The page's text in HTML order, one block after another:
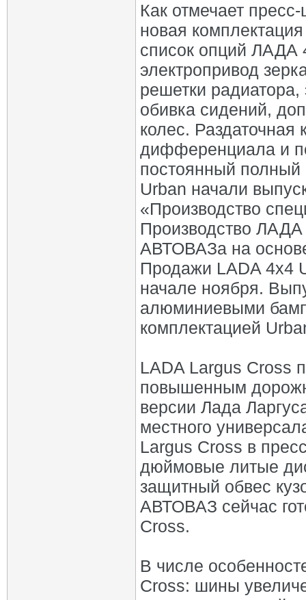
Как отмечает
новая
список опций ЛАДА
электропривод
решетки радиатора,
обивка сидений,
колес. Раздаточная
дифференциала и
постоянный
Urban начали
«Производство
Производство ЛАДА
АВТОВАЗа на
Продажи LADA 4х4
начале ноября.
алюминиевыми
комплектацией
LADA Largus Cross
повышенным
версии Лада
местного
Largus Cross в
дюймовые литые
защитный обвес
АВТОВАЗ сейчас
Cross.
В числе
Cross: шины